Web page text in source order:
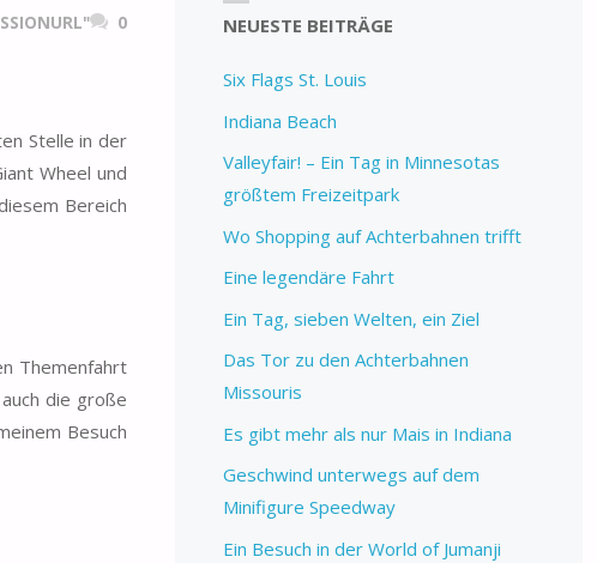
0
Stelle in der
Wheel und
Bereich
Themenfahrt
die große
Besuch
NEUESTE BEITRÄGE
Six Flags St. Louis
Indiana Beach
Valleyfair! – Ein Tag in Minnesotas
größtem Freizeitpark
Wo Shopping auf Achterbahnen trifft
Eine legendäre Fahrt
Ein Tag, sieben Welten, ein Ziel
Das Tor zu den Achterbahnen
Missouris
Es gibt mehr als nur Mais in Indiana
Geschwind unterwegs auf dem
Minifigure Speedway
Ein Besuch in der World of Jumanji